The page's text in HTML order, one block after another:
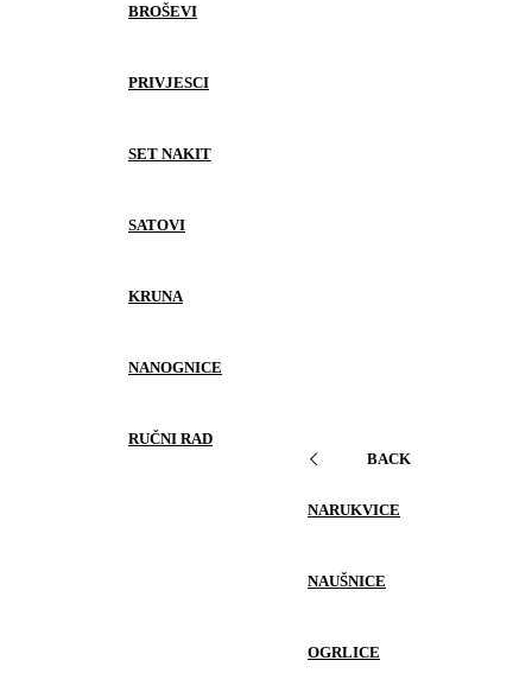
BROŠEVI
PRIVJESCI
SET NAKIT
SATOVI
KRUNA
NANOGNICE
RUČNI RAD
BACK
NARUKVICE
NAUŠNICE
OGRLICE